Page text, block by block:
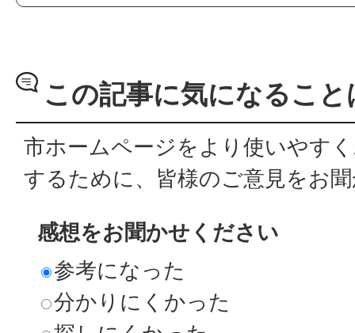
この記事に気になるこ
市ホームページをより使いやす
するために、皆様のご意見をお
感想をお聞かせください
参考になった
分かりにくかった